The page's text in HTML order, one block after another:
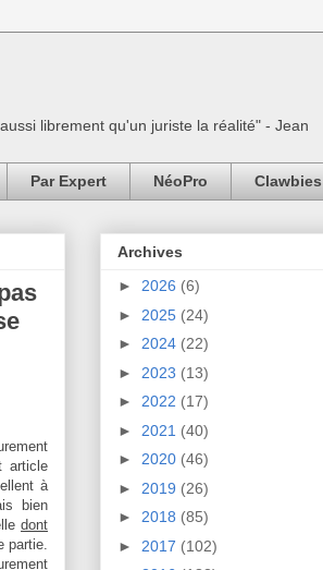
librement qu'un juriste la réalité" - Jean
Par Expert NéoPro Clawbies
article
à
bien
dont
partie.
Archives
► 2026 (6)
► 2025 (24)
► 2024 (22)
► 2023 (13)
► 2022 (17)
► 2021 (40)
► 2020 (46)
► 2019 (26)
► 2018 (85)
► 2017 (102)